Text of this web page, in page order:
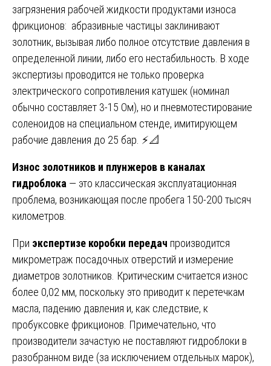
загрязнения рабочей жидкости продуктами износа
фрикционов: абразивные частицы заклинивают
золотник, вызывая либо полное отсутствие давления в
определенной линии, либо его нестабильность. В ходе
экспертизы проводится не только проверка
электрического сопротивления катушек (номинал
обычно составляет 3-15 Ом), но и пневмотестирование
соленоидов на специальном стенде, имитирующем
рабочие давления до 25 бар. ⚡📐
Износ золотников и плунжеров в каналах
гидроблока — это классическая эксплуатационная
проблема, возникающая после пробега 150-200 тысяч
километров.
При экспертизе коробки передач производится
микрометраж посадочных отверстий и измерение
диаметров золотников. Критическим считается износ
более 0,02 мм, поскольку это приводит к перетечкам
масла, падению давления и, как следствие, к
пробуксовке фрикционов. Примечательно, что
производители зачастую не поставляют гидроблоки в
разобранном виде (за исключением отдельных марок),